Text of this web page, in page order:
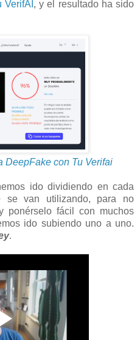
VerifAI , y el resultado ha sido
DeepFake con Tu Verifai
ido dividiendo en cada
se van utilizando, para no
ponérselo fácil con muchos
ido subiendo uno a uno.
.